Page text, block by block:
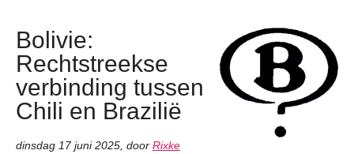
Bolivie:
Rechtstreekse
verbinding tussen
Chili en Brazilië
dinsdag 17 juni 2025, door Rixke